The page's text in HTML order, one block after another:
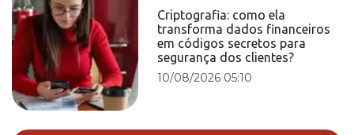
Criptografia: como ela
transforma dados financeiros
em códigos secretos para
segurança dos clientes?
10/08/2026 05:10